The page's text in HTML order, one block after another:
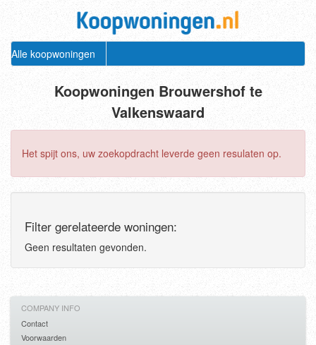
Alle koopwoningen
Koopwoningen Brouwershof te
Valkenswaard
Het spijt ons, uw zoekopdracht leverde geen resulaten op.
Filter gerelateerde woningen:
Geen resultaten gevonden.
COMPANY INFO
Contact
Voorwaarden